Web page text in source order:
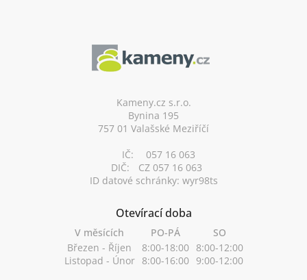
Kameny.cz s.r.o.
Bynina 195
757 01 Valašské Meziříčí
IČ:
057 16 063
DIČ:
CZ 057 16 063
ID datové schránky: wyr98ts
Otevírací doba
V měsících PO-PÁ
SO
Březen - Říjen
8:00-18:00 8:00-12:00
Listopad - Únor 8:00-16:00 9:00-12:00